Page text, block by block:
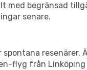
med begränsad
senare.
flyg från